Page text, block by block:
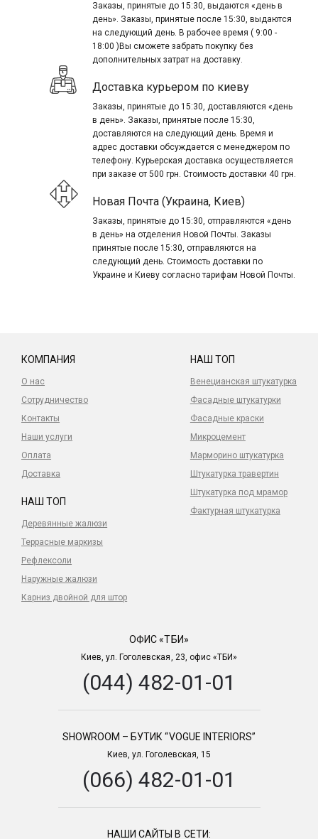
Заказы, принятые до 15:30, выдаются «день в
день». Заказы, принятые после 15:30, выдаются
на следующий день. В рабочее время ( 9:00 -
18:00 )Вы сможете забрать покупку без
дополнительных затрат на доставку.
Доставка курьером по киеву
Заказы, принятые до 15:30, доставляются «день
в день». Заказы, принятые после 15:30,
доставляются на следующий день. Время и
адрес доставки обсуждается с менеджером по
телефону. Курьерская доставка осуществляется
при заказе от 500 грн. Стоимость доставки 40 грн.
Новая Почта (Украина, Киев)
Заказы, принятые до 15:30, отправляются «день
в день» на отделения Новой Почты. Заказы
принятые после 15:30, отправляются на
следующий день. Стоимость доставки по
Украине и Киеву согласно тарифам Новой Почты.
КОМПАНИЯ
О нас
Сотрудничество
Контакты
Наши услуги
Оплата
Доставка
НАШ ТОП
Венецианская штукатурка
Фасадные штукатурки
Фасадные краски
Микроцемент
Марморино штукатурка
Штукатурка травертин
Штукатурка под мрамор
Фактурная штукатурка
НАШ ТОП
Деревянные жалюзи
Террасные маркизы
Рефлексоли
Наружные жалюзи
Карниз двойной для штор
ОФИС «ТБИ»
Киев, ул. Гоголевская, 23, офис «ТБИ»
(044) 482-01-01
SHOWROOM – БУТИК “VOGUE INTERIORS”
Киев, ул. Гоголевская, 15
(066) 482-01-01
НАШИ САЙТЫ В СЕТИ: